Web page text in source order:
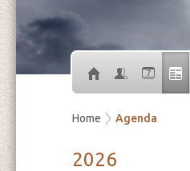
7
Home Agenda
2026